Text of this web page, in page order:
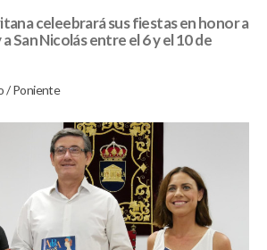
celeebrará sus fiestas en honor a
San Nicolás entre el 6 y el 10 de
/Poniente